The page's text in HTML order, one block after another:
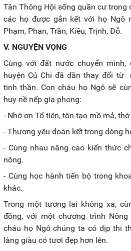
Tân Thông Hội sống quần cư trong
các họ được gắn kết với họ Ngô
Phạm, Phan, Trần, Kiều, Trịnh, Đỗ.
V. NGUYỆN VỌNG
Cùng với đất nước chuyển
huyện Củ Chi đã dần thay đổi từ
tinh thần. Con cháu họ Ngô sẽ
huy nề nếp gia phong:
- Nhớ ơn Tổ tiên, tôn tạo mồ mả,
- Thương yêu đoàn kết trong dòng
- Cùng nhau nâng cao kiến thức
nông.
- Cùng học hành tiến bộ trong
khác.
Trong một tương lai không xa,
đồng, với một chương trình
cháu họ Ngô chúng ta có dịp thi
làng giàu có tươi đẹp hơn lên.